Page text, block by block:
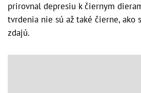
prirovnal depresiu k čiernym
tvrdenia nie sú až také čierne, ako
zdajú.